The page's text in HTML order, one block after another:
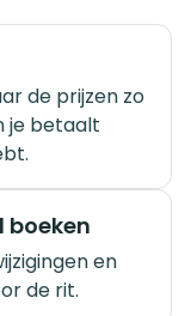
de prijzen zo
je betaalt
boeken
en
de rit.